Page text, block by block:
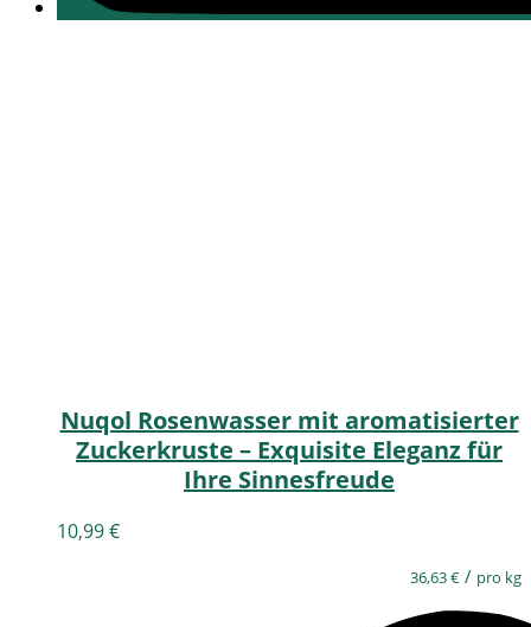
Nuqol Rosenwasser mit aromatisierter
Zuckerkruste – Exquisite Eleganz für
Ihre Sinnesfreude
10,99€
36,63€ / pro kg